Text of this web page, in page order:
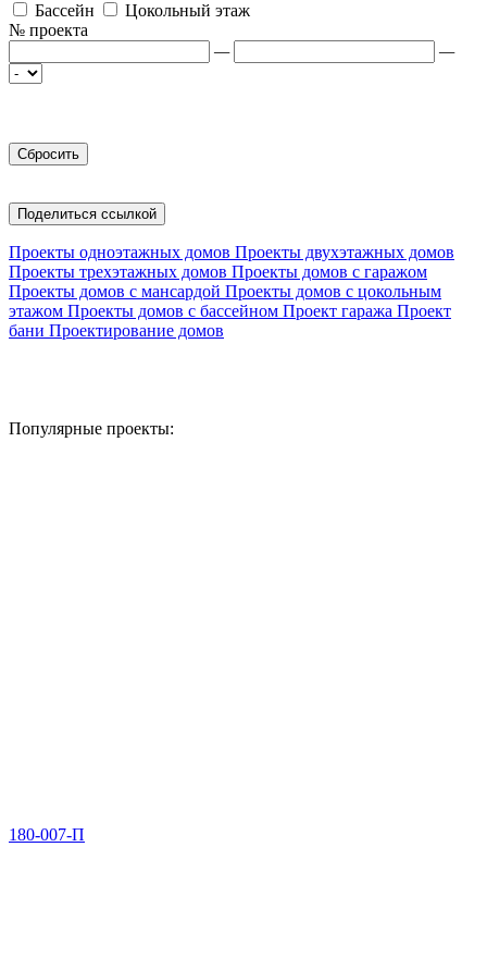
Бассейн
Цокольный этаж
№ проекта
—
—
Поделиться ссылкой
Проекты одноэтажных домов Проекты двухэтажных домов
Проекты трехэтажных домов Проекты домов с гаражом
Проекты домов с мансардой Проекты домов с цокольным
этажом Проекты домов с бассейном Проект гаража Проект
бани Проектирование домов
Популярные проекты:
180-007-П